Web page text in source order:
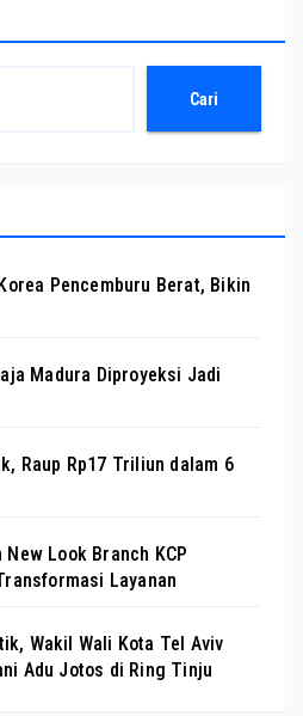
Cari
Pencemburu Berat, Bikin
Madura Diproyeksi Jadi
Raup Rp17 Triliun dalam 6
Look Branch KCP
Layanan
Wakil Wali Kota Tel Aviv
Adu Jotos di Ring Tinju